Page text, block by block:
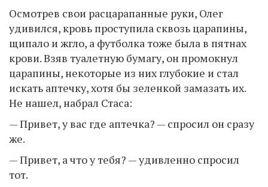
Осмотрев свои расцарапанные руки, Олег
удивился, кровь проступила сквозь царапины,
щипало и жгло, а футболка тоже была в пятнах
крови. Взяв туалетную бумагу, он промокнул
царапины, некоторые из них глубокие и стал
искать аптечку, хотя бы зеленкой замазать их.
Не нашел, набрал Стаса:
— Привет, у вас где аптечка? — спросил он сразу
же.
— Привет, а что у тебя? — удивленно спросил
тот.